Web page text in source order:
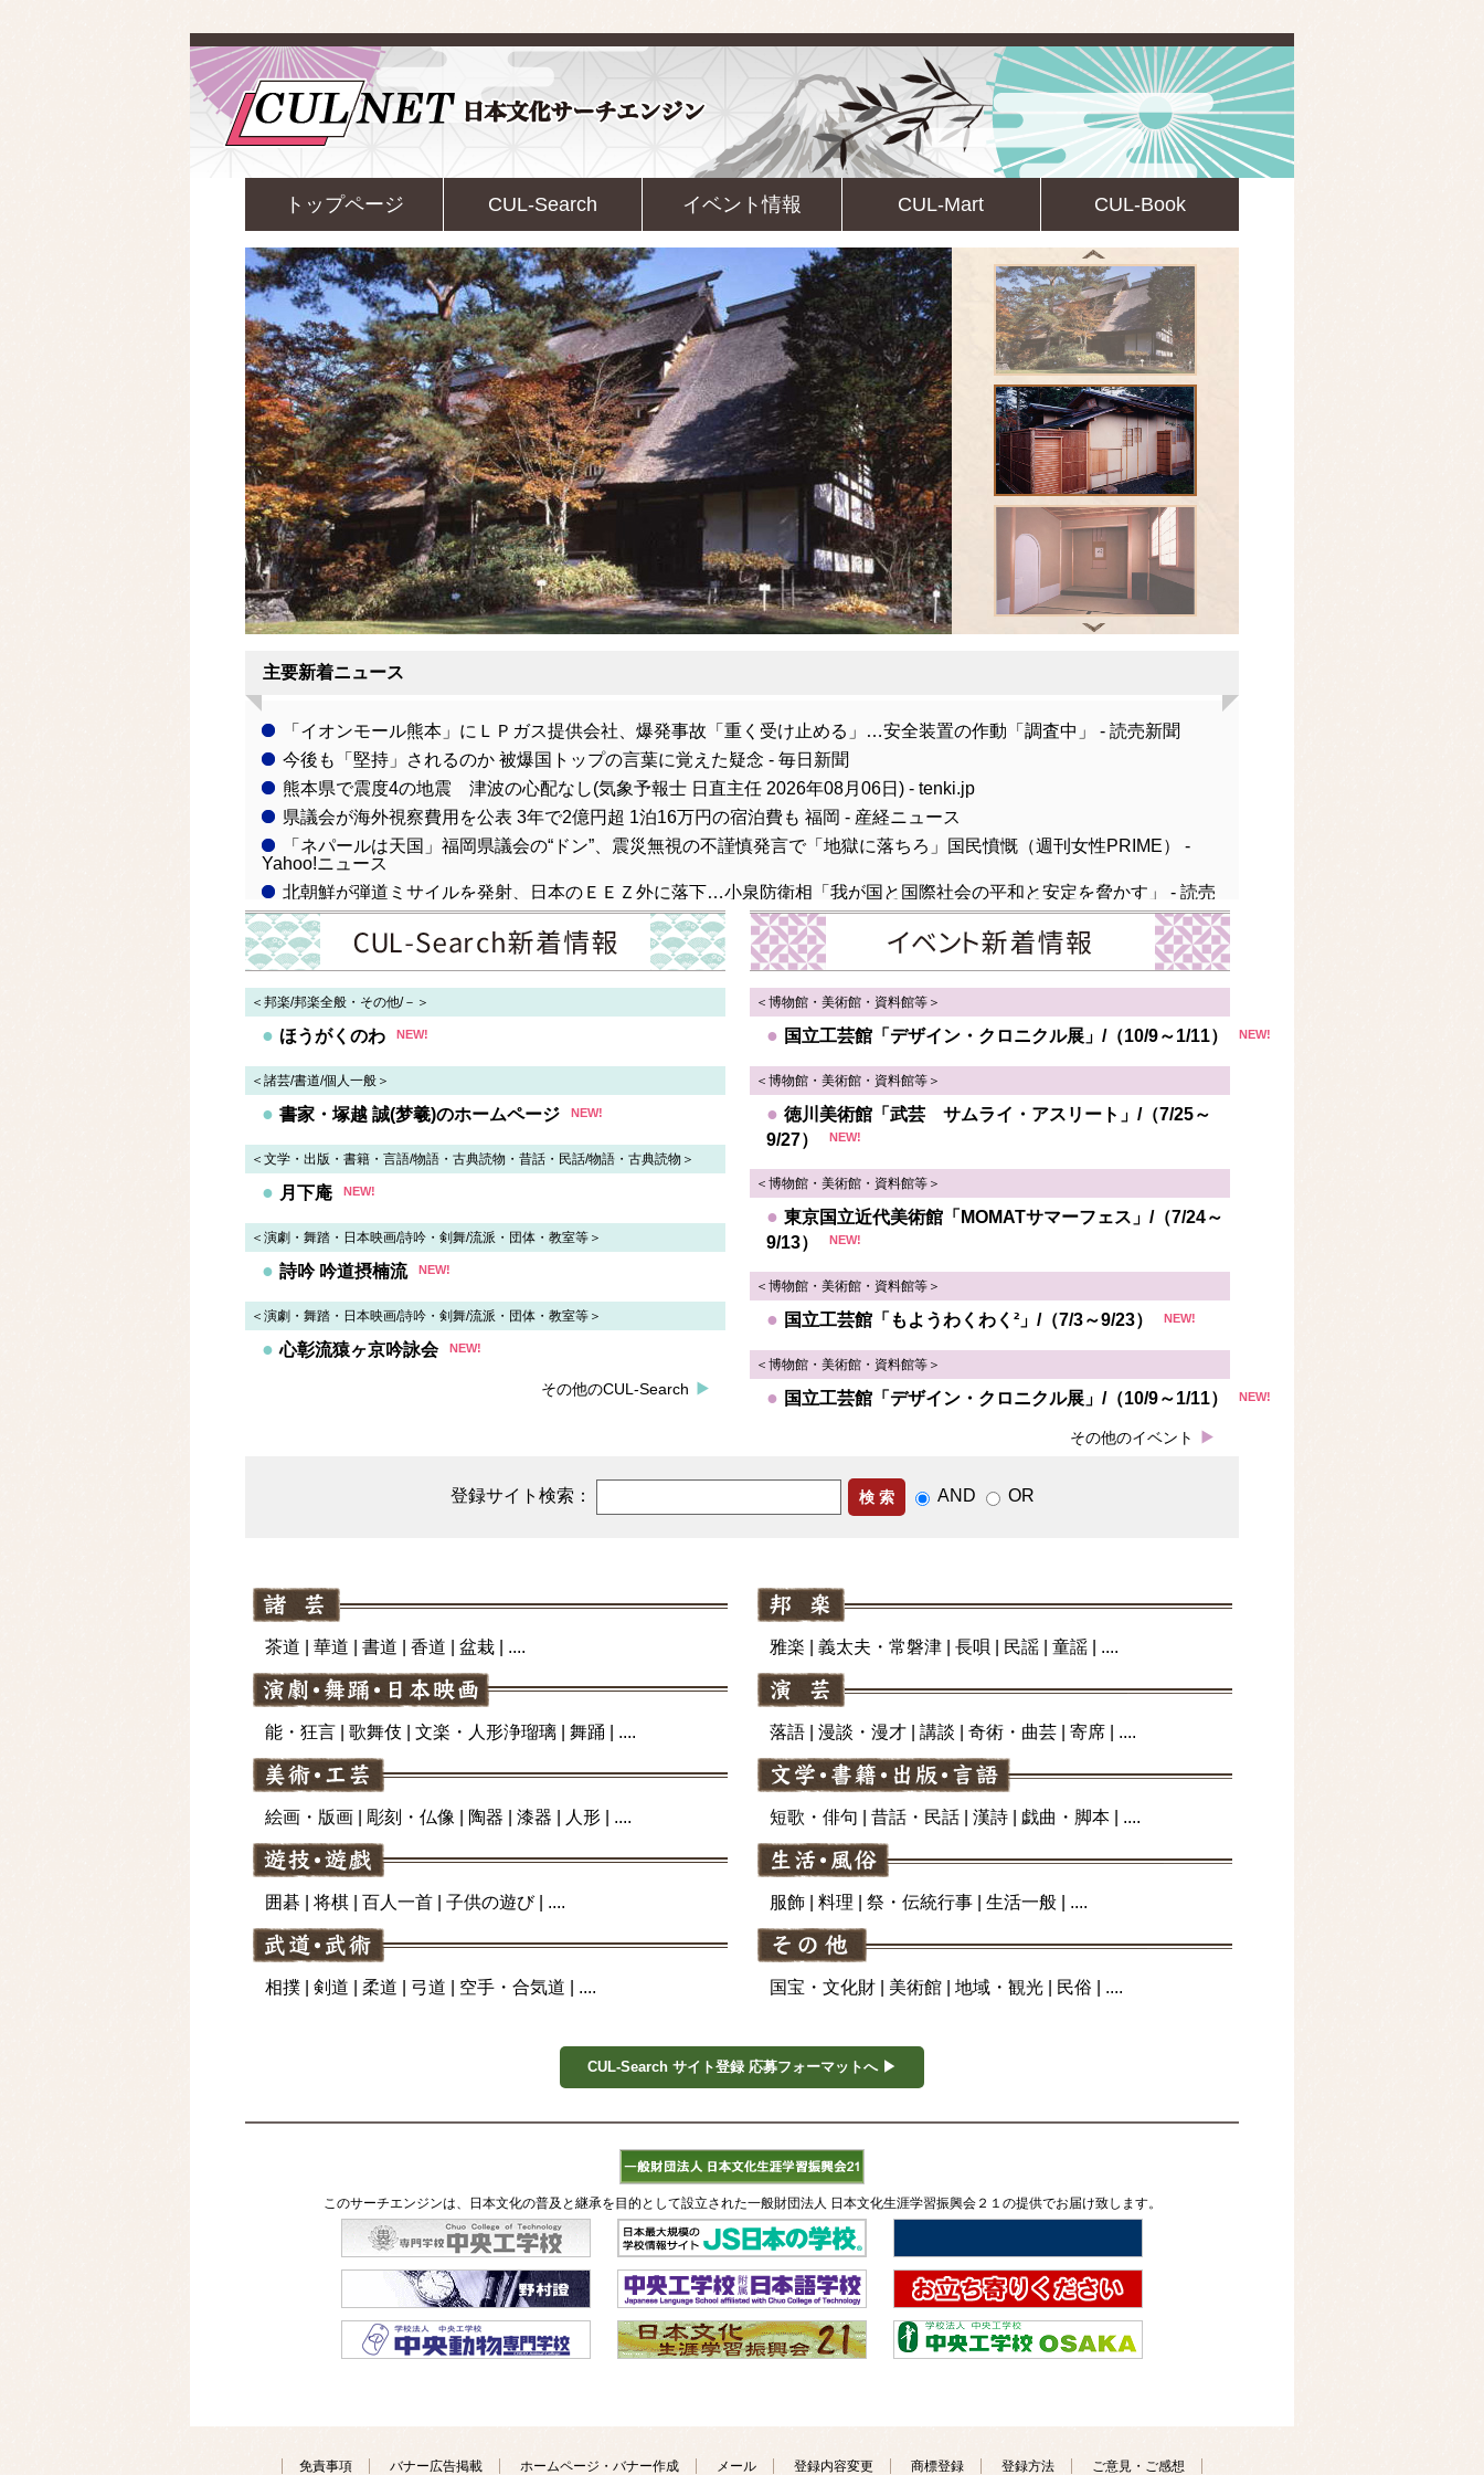
トップページ CUL-Search イベント情報 CUL-Mart CUL-Book
主要新着ニュース
「イオンモール熊本」にＬＰガス提供会社、爆発事故「重く受け止める」…安全装置の作動「調査中」 - 読売新聞
今後も「堅持」されるのか 被爆国トップの言葉に覚えた疑念 - 毎日新聞
熊本県で震度4の地震 津波の心配なし(気象予報士 日直主任 2026年08月06日) - tenki.jp
県議会が海外視察費用を公表 3年で2億円超 1泊16万円の宿泊費も 福岡 - 産経ニュース
「ネパールは天国」福岡県議会の“ドン”、震災無視の不謹慎発言で「地獄に落ちろ」国民憤慨（週刊女性PRIME） -
Yahoo!ニュース
北朝鮮が弾道ミサイルを発射、日本のＥＥＺ外に落下…小泉防衛相「我が国と国際社会の平和と安定を脅かす」 - 読売
新聞
熊本地震対応の補正編成、臨時国会では見送る意向 政府が与党に伝達 - ロイター
週間天気予報 沖縄は台風13号による荒天長引くおそれ 東海以西はお盆休みも猛暑に警戒 - ウェザーニュース
「バンザイ」響く街で幼い私は生きていた 被爆者が語る「軍都」広島 [広島県] - asahi.com
日教組委員長、辺野古事故に「学校が責めを負うのは当然だ」 平和教育は「存在意義」 - 産経ニュース
【速報】末吉正弘氏が沖縄県知事選に立候補表明 会社経営 - 沖縄タイムス社
水深４メートルの川底に沈む男子高校生、徳島・阿南の那賀川で死亡確認…前日に自宅を出たまま行方不明 - 読売新聞
【記事更新】富山県で暴行事件、逃走の30代男を商業施設で確保 住宅から刃物持ち去りか - 新潟日報
【速報】静岡・御殿場の飲食店で192人食中毒 - 47NEWS
日本製紙が会見で陳謝 煙突倒壊した建屋で9人死亡 うち6人がデスクワーク中 外部専門家含め原因究明へ 熊本地震 -
外国人採用巡る設問「差別でない」 三重県、答申を否定へ - 毎日新聞
刃物を持ち威嚇射撃後も向かってきた男、警官が発砲し死亡…「発砲要件は満たしていると判断」 - 読売新聞
北海道・十勝岳で噴火 7月22日に22年ぶりに噴火して以来 - ウェザーニュース
東九州道、迂回利用割引に――７日から、ＥＴＣ車対象 - 南日本新聞
無呼吸症候群診断後に死亡事故 運転の男、独断で治療中断―危険運転致死罪適用も・警視庁：時事ドットコム - 時事ド
熊本地震で「被災者」を装う送金要求 SNSとQRコードを使った災害詐欺をどう見抜く #エキスパートトピ（武者良
青い愛車で…熱中症で亡くなった姉 届かなかった「あと一歩」 - 毎日新聞
今月末を目標も…“予定の倍”時間要する復旧工事 4万4000戸で断水続く八代市 - テレ朝NEWS
台風14号…気象庁の予想進路、米軍・ヨーロッパの見方 日本への影響は - 福井新聞社
【速報】「平和はつくり上げるもの」と子ども代表 - 47NEWS
【速報】中央道で6台絡む事故7人けが 都留IC〜上野原IC間が通行止め - テレ朝NEWS
「びわ湖大花火大会」、６日午後５時から大津港周辺などで交通規制…会場周辺には４ｍの目隠しフェンス設置 - 読売
新聞
犠牲の児童、広島と重なる イラン大使、原爆資料館視察 - NEWSjp
世耕氏復党で割れる自民 地元は賛成・容認多数、参院一部に根強い反対論 党紀委6日開催 - 産経ニュース
県政リアル 知事就任5年＞(4)議員色分け 「反知事は無視」、広がる臆測|社会 - 神戸新聞
明日8月7日(金)の熱中症警戒アラート 北海道〜九州・沖縄の31道都府県に発表 - ウェザーニュース
「タイヤの跡が嫌」自宅近くの一時停止標識を切断、持ち去る 容疑で48歳男を書類送検 - 産経ニュース
ベントレー追突〉「ぶつかる可能性は分かっていた」韓国籍の刺青男が7台に衝突し逃走…SNSで“セレブ生活”を演出
もトラブルだらけ「過去にも事件を起こし警察沙汰」《3度目の逮捕》（集英社オンライン - Yahoo!ニュース
盛岡市の公園でクマ目撃、周辺に小中学校 - 岩手日報
中部各地に危険度「Sランク」断層帯 専門家「南海トラフだけでなく直下型地震にも注意を」 - 中日新聞Web
八代港で初の「病院船」が医療提供開始…内科診療やけがの治療のほか薬の処方、被災者向けに大浴場も - 読売新聞
酒酔い運転疑いで44歳男を現行犯逮捕、郡山の国道49号 衝突事故で発覚 - 福島民友新聞社
水面に映った自分の顔に気絶 93歳がスタバで語った被爆の記憶 - 毎日新聞
ース
お盆は関東・東北で平年より低い気温に 西日本は猛暑続く 1か月予報(気象予報士 田中 正史 2026年08月06日) -
JCHO熊本総合病院、震災から1週間で通常診療再開 - m3.com
長岡大花火大会の翌朝に会場清掃 市内の小中学生や企業の有志など延べ2400人が協力！ - 新潟日報
「家の中から叫び声」焼け跡から４人目の遺体 家族４人全員死亡か 身元の確認急ぐ 東広島市の住宅火災 - FNNプライ
ムオンライン
毎日新聞の女性記者、夫に包丁を向け脅した疑いで逮捕…容疑を否認 - 読売新聞
商業施設の立体駐車場から車転落、77歳男性が死亡 スロープの壁突き破る 福井県敦賀市 - 福井新聞社
加古川の高校生が深夜、民家2階に侵入 部屋にいた少女に不同意わいせつ疑いで逮捕|事件・事故 - 神戸新聞
数万匹に1匹の激レアなカエル発見、希望者のみに公開へ 福井県海浜自然センター - 福井新聞社
CUL-Search新着情報
＜邦楽/邦楽全般・その他/－＞
ほうがくのわ NEW!
＜諸芸/書道/個人一般＞
書家・塚越 誠(梦羲)のホームページ NEW!
＜文学・出版・書籍・言語/物語・古典読物・昔話・民話/物語・古典読物＞
月下庵 NEW!
＜演劇・舞踏・日本映画/詩吟・剣舞/流派・団体・教室等＞
詩吟 吟道摂楠流 NEW!
＜演劇・舞踏・日本映画/詩吟・剣舞/流派・団体・教室等＞
心彰流猿ヶ京吟詠会 NEW!
その他のCUL-Search
＜博物館・美術館・資料館等＞
国立工芸館「デザイン・クロニクル展」/（10/9～1/11） NEW!
＜博物館・美術館・資料館等＞
徳川美術館「武芸 サムライ・アスリート」/（7/25～
9/27）
NEW!
＜博物館・美術館・資料館等＞
東京国立近代美術館「MOMATサマーフェス」/（7/24～
9/13）
NEW!
＜博物館・美術館・資料館等＞
国立工芸館「もようわくわく²」/（7/3～9/23） NEW!
＜博物館・美術館・資料館等＞
国立工芸館「デザイン・クロニクル展」/（10/9～1/11） NEW!
その他のイベント
登録サイト検索： AND OR
諸芸
茶道 華道 書道 香道 盆栽 | ....
演劇・舞踊・日本映画
能・狂言 歌舞伎 文楽・人形浄瑠璃 舞踊 | ....
美術・工芸
絵画・版画 彫刻・仏像 陶器 漆器 人形 | ....
遊技・遊戯
囲碁 将棋 百人一首 子供の遊び| ....
武道・武術
相撲 剣道 柔道 弓道 空手・合気道 | ....
雅楽 義太夫・常磐津 長唄 民謡 童謡 | ....
落語 漫談・漫才 講談 奇術・曲芸 寄席 | ....
短歌・俳句 昔話・民話 漢詩 戯曲・脚本 | ....
服飾 料理 祭・伝統行事 生活一般 | ....
国宝・文化財 美術館 地域・観光 民俗 | ....
CUL-Search サイト登録 応募フォーマットへ ▶
このサーチエンジンは、日本文化の普及と継承を目的として設立された一般財団法人 日本文化生涯学習振興会２１の提供でお届け致します。
免責事項 バナー広告掲載 ホームページ・バナー作成 メール 登録内容変更 商標登録 登録方法 ご意見・ご感想